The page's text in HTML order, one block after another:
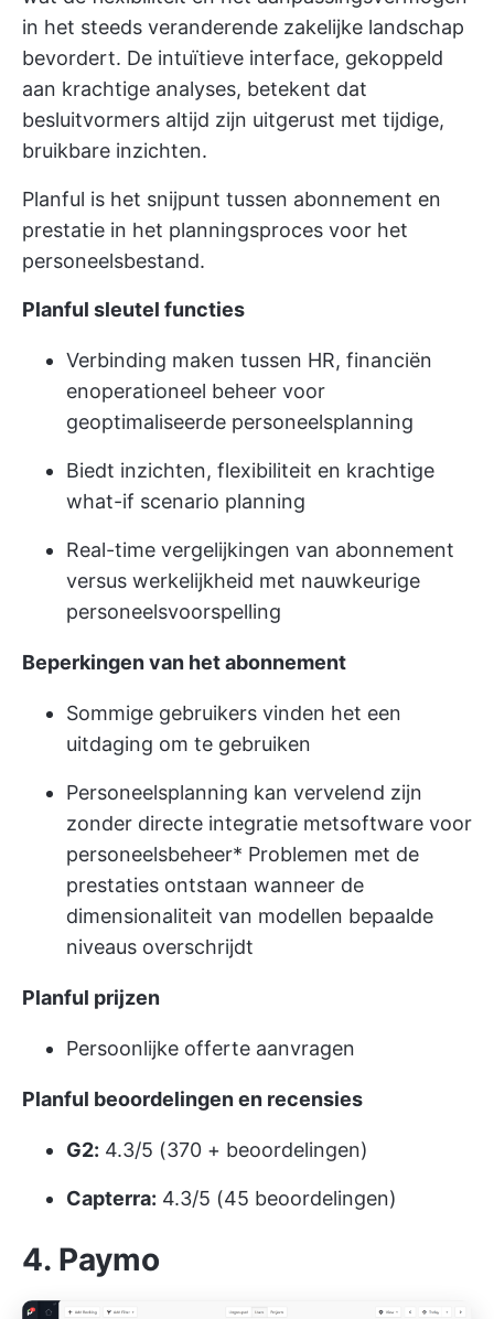
in het steeds veranderende zakelijke landschap
bevordert. De intuïtieve interface, gekoppeld
aan krachtige analyses, betekent dat
besluitvormers altijd zijn uitgerust met tijdige,
bruikbare inzichten.
Planful is het snijpunt tussen abonnement en
prestatie in het planningsproces voor het
personeelsbestand.
Planful sleutel functies
Verbinding maken tussen HR, financiën
enoperationeel beheer voor
geoptimaliseerde personeelsplanning
Biedt inzichten, flexibiliteit en krachtige
what-if scenario planning
Real-time vergelijkingen van abonnement
versus werkelijkheid met nauwkeurige
personeelsvoorspelling
Beperkingen van het abonnement
Sommige gebruikers vinden het een
uitdaging om te gebruiken
Personeelsplanning kan vervelend zijn
zonder directe integratie metsoftware voor
personeelsbeheer* Problemen met de
prestaties ontstaan wanneer de
dimensionaliteit van modellen bepaalde
niveaus overschrijdt
Planful prijzen
Persoonlijke offerte aanvragen
Planful beoordelingen en recensies
G2: 4.3/5 (370 + beoordelingen)
Capterra: 4.3/5 (45 beoordelingen)
4. Paymo